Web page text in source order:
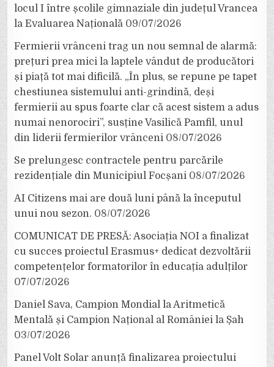
locul I între școlile gimnaziale din județul Vrancea
la Evaluarea Națională 09/07/2026
Fermierii vrânceni trag un nou semnal de alarmă:
prețuri prea mici la laptele vândut de producători
și piață tot mai dificilă. „În plus, se repune pe tapet
chestiunea sistemului anti-grindină, deși
fermierii au spus foarte clar că acest sistem a adus
numai nenorociri”, susține Vasilică Pamfil, unul
din liderii fermierilor vrânceni 08/07/2026
Se prelungesc contractele pentru parcările
rezidențiale din Municipiul Focșani 08/07/2026
AI Citizens mai are două luni până la începutul
unui nou sezon. 08/07/2026
COMUNICAT DE PRESĂ: Asociația NOI a finalizat
cu succes proiectul Erasmus+ dedicat dezvoltării
competențelor formatorilor în educația adulților
07/07/2026
Daniel Sava, Campion Mondial la Aritmetică
Mentală și Campion Național al României la Șah
03/07/2026
Panel Volt Solar anunță finalizarea proiectului